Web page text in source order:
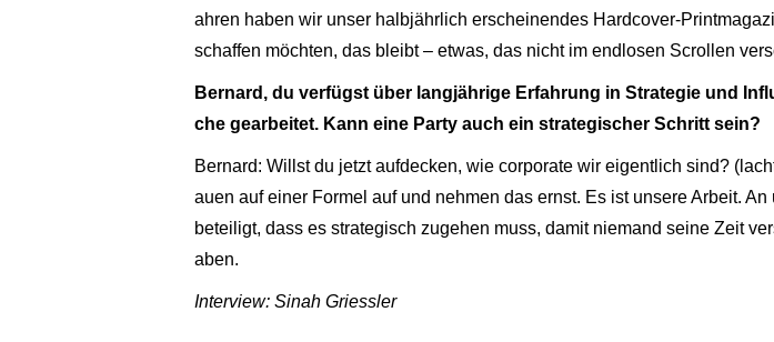
ahren haben wir unser halbjährlich erscheinendes Hardcover-
schaffen möchten, das bleibt – etwas, das nicht im endlosen Scrollen
Bernard, du verfügst über langjährige Erfahrung in Strategie und
che gearbeitet. Kann eine Party auch ein strategischer Schritt sein?
Bernard: Willst du jetzt aufdecken, wie corporate wir eigentlich sind?
auen auf einer Formel auf und nehmen das ernst. Es ist unsere Arbeit.
beteiligt, dass es strategisch zugehen muss, damit niemand seine Zeit
aben.
Interview: Sinah Griessler